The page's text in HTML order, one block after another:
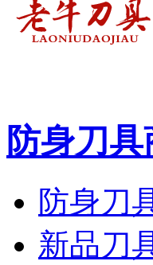
防身刀
防身刀
新品刀